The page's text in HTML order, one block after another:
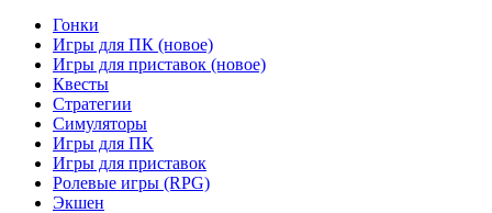
Гонки
Игры для ПК (новое)
Игры для приставок (новое)
Квесты
Стратегии
Симуляторы
Игры для ПК
Игры для приставок
Ролевые игры (RPG)
Экшен